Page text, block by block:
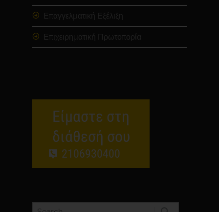
Επαγγελματική Εξέλιξη
Επιχειρηματική Πρωτοπορία
Είμαστε στη
διάθεσή σου
2106930400